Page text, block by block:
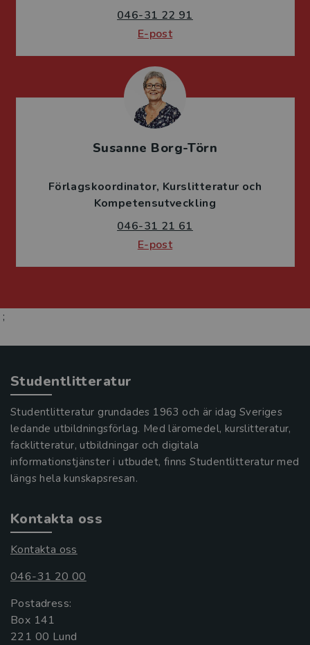
046-31 22 91
E-post
Susanne Borg-Törn
Förlagskoordinator Kurslitteratur och
Kompetensutveckling
046-31 21 61
E-post
;
Studentlitteratur
Studentlitteratur grundades 1963 och är idag Sveriges
ledande utbildningsförlag. Med läromedel, kurslitteratur,
facklitteratur, utbildningar och digitala
informationstjänster i utbudet, finns Studentlitteratur med
längs hela kunskapsresan.
Kontakta oss
Kontakta oss
046-31 20 00
Postadress:
Box 141
221 00 Lund